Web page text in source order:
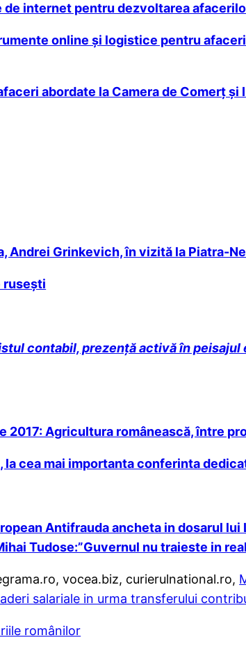
internet pentru dezvoltarea
online şi logistice pentru
abordate la Camera de Comerţ şi
Andrei Grinkevich, în vizită la Piatra-
rusești
contabil, prezență activă în
2017: Agricultura românească, între
la cea mai importanta conferinta
Antifrauda ancheta in dosarul
Tudose:”Guvernul nu traieste in
vocea.biz, curierulnational.ro,
salariale in urma transferului
românilor